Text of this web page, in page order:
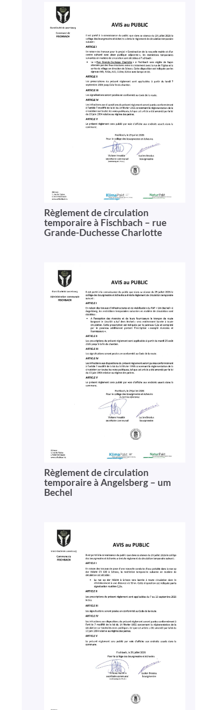
Règlement de circulation
temporaire à Fischbach – rue
Grande-Duchesse Charlotte
Règlement de circulation
temporaire à Angelsberg – um
Bechel